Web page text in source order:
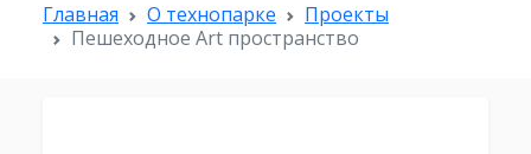
Главная О технопарке
Проекты
Пешеходное Art пространство